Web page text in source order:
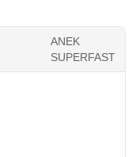
ANEK
SUPERFAST